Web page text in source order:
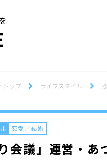
トップ ライフスタイル
り会議」運営・
恋愛／結婚